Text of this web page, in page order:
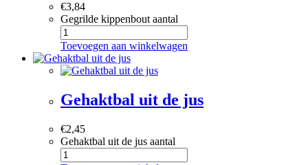
€3,84
Gegrilde kippenbout aantal
Toevoegen aan winkelwagen
Gehaktbal uit de jus
€2,45
Gehaktbal uit de jus aantal